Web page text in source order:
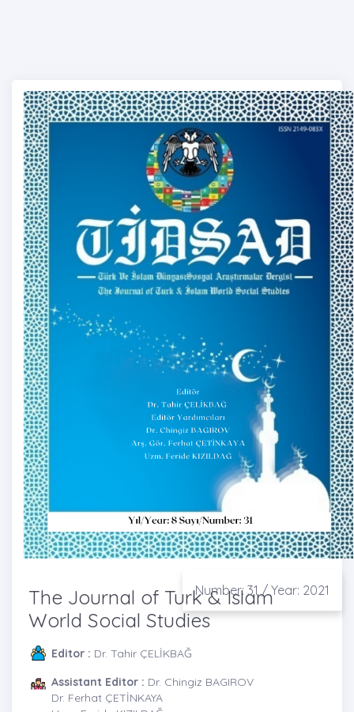
Number: 31 / Year: 2021
The Journal of Turk & Islam
World Social Studies
Editor : Dr. Tahir ÇELİKBAĞ
Assistant Editor : Dr. Chingiz BAGIROV
Dr. Ferhat ÇETİNKAYA